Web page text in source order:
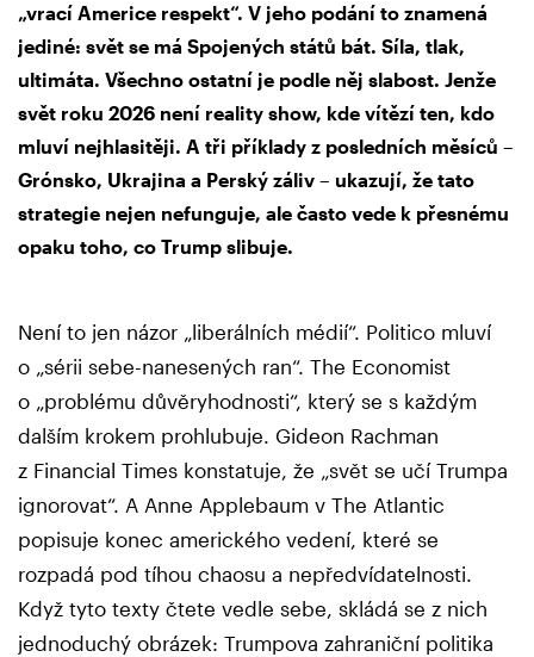
„vrací Americe respekt“. V jeho podání to znamená
jediné: svět se má Spojených států bát. Síla, tlak,
ultimáta. Všechno ostatní je podle něj slabost. Jenže
svět roku 2026 není reality show, kde vítězí ten, kdo
mluví nejhlasitěji. A tři příklady z posledních měsíců –
Grónsko, Ukrajina a Perský záliv – ukazují, že tato
strategie nejen nefunguje, ale často vede k přesnému
opaku toho, co Trump slibuje.
Není to jen názor „liberálních médií“. Politico mluví
o „sérii sebe-nanesených ran“. The Economist
o „problému důvěryhodnosti“, který se s každým
dalším krokem prohlubuje. Gideon Rachman
z Financial Times konstatuje, že „svět se učí Trumpa
ignorovat“. A Anne Applebaum v The Atlantic
popisuje konec amerického vedení, které se
rozpadá pod tíhou chaosu a nepředvídatelnosti.
Když tyto texty čtete vedle sebe, skládá se z nich
jednoduchý obrázek: Trumpova zahraniční politika